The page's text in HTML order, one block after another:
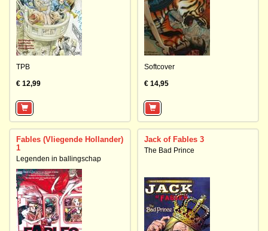
TPB
€ 12,99
Softcover
€ 14,95
Fables (Vliegende Hollander)
1
Legenden in ballingschap
Jack of Fables 3
The Bad Prince